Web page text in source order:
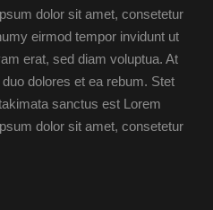
dolor sit amet, consetetur
eirmod tempor invidunt ut
erat, sed diam voluptua. At
dolores et ea rebum. Stet
sanctus est Lorem
dolor sit amet, consetetur